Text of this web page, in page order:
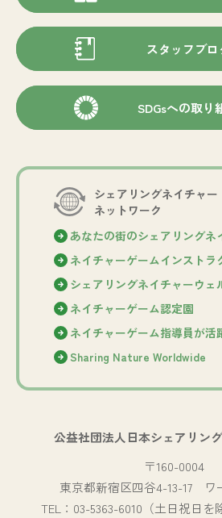
スタッフブロ
SDGsへの取り
シェアリングネイチャー
ネットワーク
あなたの街のシェアリングネ
ネイチャーゲームインストラ
シェアリングネイチャーウェ
ネイチャーゲーム認定園
ネイチャーゲーム指導員が活
Sharing Nature Worldwide
公益社団法人日本シェアリン
〒160-0004
東京都新宿区四谷4-13-17 ワ
TEL：03-5363-6010（土日祝日を